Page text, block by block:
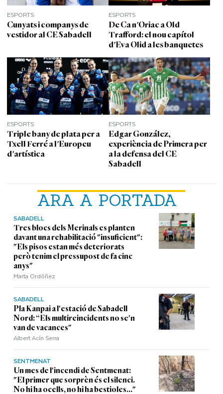
ARA A PORTADA
SABADELL
Tres blocs dels Merinals es planten
davant una rehabilitació "insuficient":
"Els pisos estan més deteriorats
però tenim el pressupost de fa cinc
anys"
Marta Ordóñez
SABADELL
Pla Kanpai a l'estació de Sabadell
Nord: “Els multireincidents no se'n
van de vacances"
Albert Acín Serra
SENTMENAT
Un mes de l'incendi de Sentmenat:
"El primer que sorprèn és el silenci.
No hi ha ocells, no hi ha bestioles..."
ESPORTS
Cunyats i companys de
vestidor al CE Sabadell
ESPORTS
De Ca n'Oriac a Old
Trafford: el nou capítol
d'Eva Olid a les banquetes
ESPORTS
Triple bany de plata per a
Txell Ferré a l'Europeu
d'artística
ESPORTS
Edgar González,
experiència de Primera per
a la defensa del CE
Sabadell